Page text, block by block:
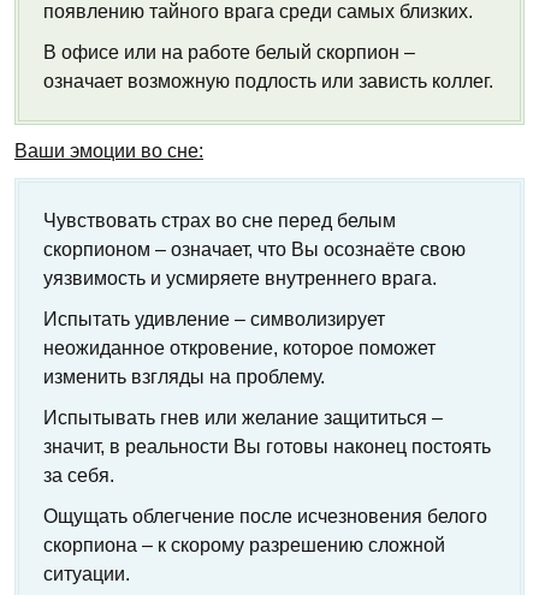
появлению тайного врага среди самых близких.
В офисе или на работе белый скорпион –
означает возможную подлость или зависть коллег.
Ваши эмоции во сне:
Чувствовать страх во сне перед белым
скорпионом – означает, что Вы осознаёте свою
уязвимость и усмиряете внутреннего врага.
Испытать удивление – символизирует
неожиданное откровение, которое поможет
изменить взгляды на проблему.
Испытывать гнев или желание защититься –
значит, в реальности Вы готовы наконец постоять
за себя.
Ощущать облегчение после исчезновения белого
скорпиона – к скорому разрешению сложной
ситуации.